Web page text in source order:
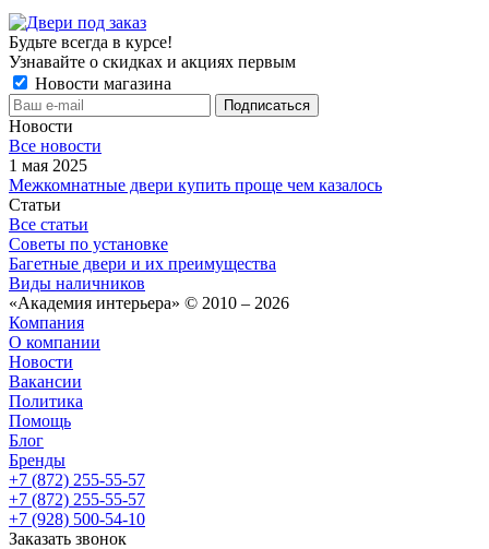
Будьте всегда в курсе!
Узнавайте о скидках и акциях первым
Новости магазина
Новости
Все новости
1 мая 2025
Межкомнатные двери купить проще чем казалось
Статьи
Все статьи
Советы по установке
Багетные двери и их преимущества
Виды наличников
«Академия интерьера» © 2010 – 2026
Компания
О компании
Новости
Вакансии
Политика
Помощь
Блог
Бренды
+7 (872) 255-55-57
+7 (872) 255-55-57
+7 (928) 500-54-10
Заказать звонок